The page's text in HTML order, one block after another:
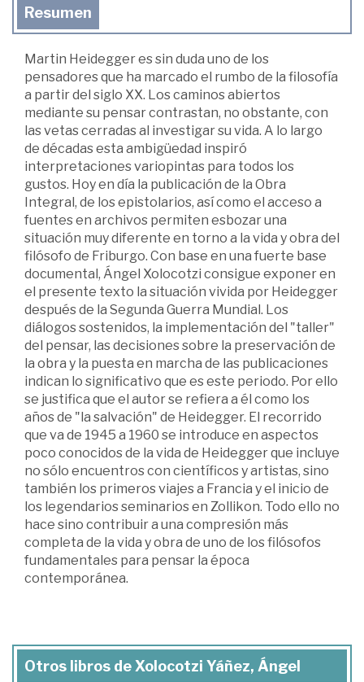
Resumen
Martin Heidegger es sin duda uno de los
pensadores que ha marcado el rumbo de la filosofía
a partir del siglo XX. Los caminos abiertos
mediante su pensar contrastan, no obstante, con
las vetas cerradas al investigar su vida. A lo largo
de décadas esta ambigüedad inspiró
interpretaciones variopintas para todos los
gustos. Hoy en día la publicación de la Obra
Integral, de los epistolarios, así como el acceso a
fuentes en archivos permiten esbozar una
situación muy diferente en torno a la vida y obra del
filósofo de Friburgo. Con base en una fuerte base
documental, Ángel Xolocotzi consigue exponer en
el presente texto la situación vivida por Heidegger
después de la Segunda Guerra Mundial. Los
diálogos sostenidos, la implementación del "taller"
del pensar, las decisiones sobre la preservación de
la obra y la puesta en marcha de las publicaciones
indican lo significativo que es este periodo. Por ello
se justifica que el autor se refiera a él como los
años de "la salvación" de Heidegger. El recorrido
que va de 1945 a 1960 se introduce en aspectos
poco conocidos de la vida de Heidegger que incluye
no sólo encuentros con científicos y artistas, sino
también los primeros viajes a Francia y el inicio de
los legendarios seminarios en Zollikon. Todo ello no
hace sino contribuir a una compresión más
completa de la vida y obra de uno de los filósofos
fundamentales para pensar la época
contemporánea.
Otros libros de Xolocotzi Yáñez, Ángel